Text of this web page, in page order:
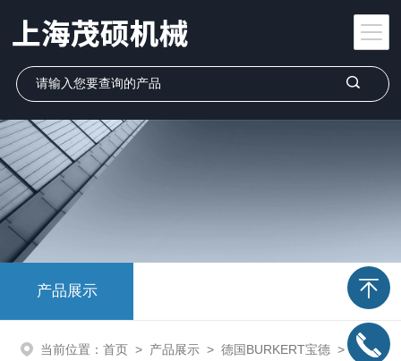
产品展示
当前位置： 首页 > 产品展示 > 德国BURKERT宝德 > 宝德BURKERT角座阀